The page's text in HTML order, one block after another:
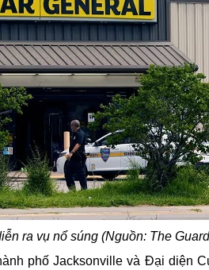
ra vụ nổ súng (Nguồn: The
phố Jacksonville và Đại diện